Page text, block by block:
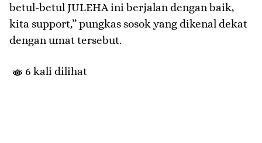
betul-betul JULEHA ini berjalan dengan baik,
kita support,” pungkas sosok yang dikenal dekat
dengan umat tersebut.
6 kali dilihat